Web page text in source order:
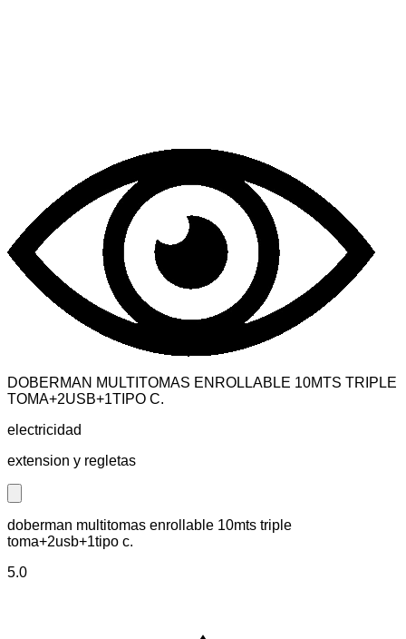
DOBERMAN MULTITOMAS ENROLLABLE 10MTS TRIPLE
TOMA+2USB+1TIPO C.
electricidad
extension y regletas
Close modal
doberman multitomas enrollable 10mts triple
toma+2usb+1tipo c.
5.0